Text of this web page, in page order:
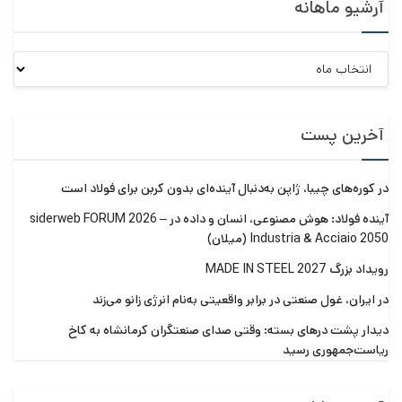
امین حمزه‌ ای، سرپرست باشگاه ذوب آهن نیز در این مراسم با
بیان اینکه باشگاه اوایل ۱۴۰۱ تاسیس و در چند رشته فعالیت
داشت گفت: پس از مدتی فعالیت خود را در رشته‌های مختلف
گسترش دادیم.
امین حمزه‌ ایتصریح کرد: با توجه به پتانسیلی که ورزشکاران
باشگاه دارند، ۱۷ رشته در بخش بانوان و آقایان فعالیت دارد.
آرشیو ماهانه
آرشیو
آخرین پست
در کوره‌های چیبا، ژاپن به‌دنبال آینده‌ای بدون کربن برای فولاد است
آینده فولاد: هوش مصنوعی، انسان و داده در siderweb FORUM 2026 –
Industria & Acciaio 2050 (میلان)
رویداد بزرگ MADE IN STEEL 2027
در ایران، غول صنعتی در برابر واقعیتی به‌نام انرژی زانو می‌زند
دیدار پشت درهای بسته: وقتی صدای صنعتگران کرمانشاه به کاخ
ریاست‌جمهوری رسید